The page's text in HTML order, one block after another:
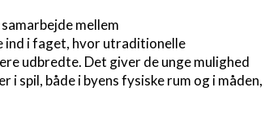
mellem
ind i faget, hvor utraditionelle
udbredte. Det giver de unge mulighed
spil, både i byens fysiske rum og i måden,